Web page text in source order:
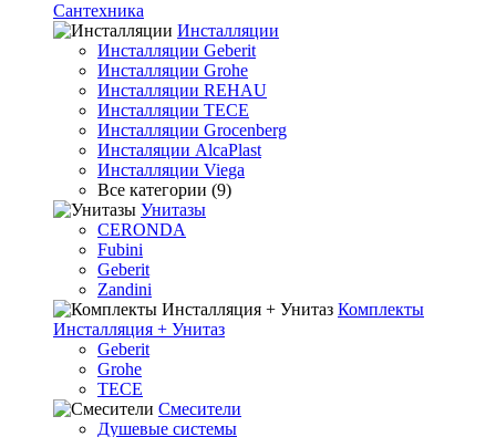
Сантехника
Инсталляции
Инсталляции Geberit
Инсталляции Grohe
Инсталляции REHAU
Инсталляции TECE
Инсталляции Grocenberg
Инсталяции AlcaPlast
Инсталляции Viega
Все категории (9)
Унитазы
CERONDA
Fubini
Geberit
Zandini
Комплекты
Инсталляция + Унитаз
Geberit
Grohe
TECE
Смесители
Душевые системы